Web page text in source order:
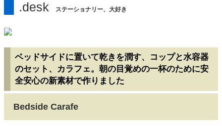
.desk ステーショナリー、大好き
ベッドサイドに置いて乾きを潤す、コップと水容器
のセット、カラフェ。朝の目覚めの一杯のために安
全安心の新素材で作りました
Bedside Carafe